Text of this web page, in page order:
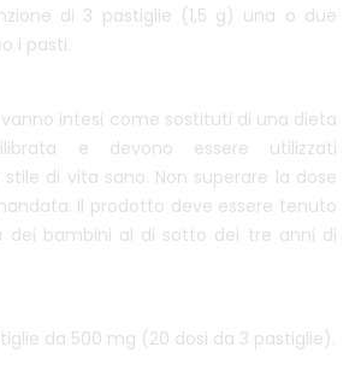
di 3 pastiglie (1,5 g) una o due
i pasti.
intesi come sostituti di una dieta
e devono essere utilizzati
di vita sano. Non superare la dose
Il prodotto deve essere tenuto
dei bambini al di sotto dei tre anni di
da 500 mg (20 dosi da 3 pastiglie).